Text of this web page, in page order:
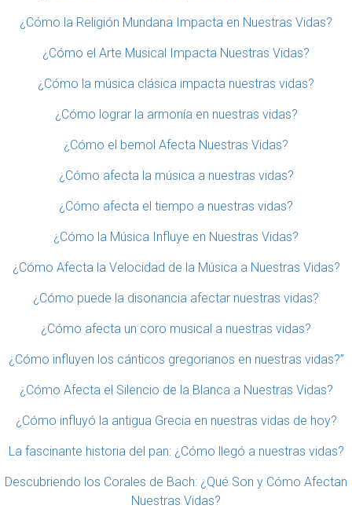
¿Cómo la Religión Mundana Impacta en Nuestras Vidas?
¿Cómo el Arte Musical Impacta Nuestras Vidas?
¿Cómo la música clásica impacta nuestras vidas?
¿Cómo lograr la armonía en nuestras vidas?
¿Cómo el bemol Afecta Nuestras Vidas?
¿Cómo afecta la música a nuestras vidas?
¿Cómo afecta el tiempo a nuestras vidas?
¿Cómo la Música Influye en Nuestras Vidas?
¿Cómo Afecta la Velocidad de la Música a Nuestras Vidas?
¿Cómo puede la disonancia afectar nuestras vidas?
¿Cómo afecta un coro musical a nuestras vidas?
¿Cómo influyen los cánticos gregorianos en nuestras vidas?”
¿Cómo Afecta el Silencio de la Blanca a Nuestras Vidas?
¿Cómo influyó la antigua Grecia en nuestras vidas de hoy?
La fascinante historia del pan: ¿Cómo llegó a nuestras vidas?
Descubriendo los Corales de Bach: ¿Qué Son y Cómo Afectan
Nuestras Vidas?